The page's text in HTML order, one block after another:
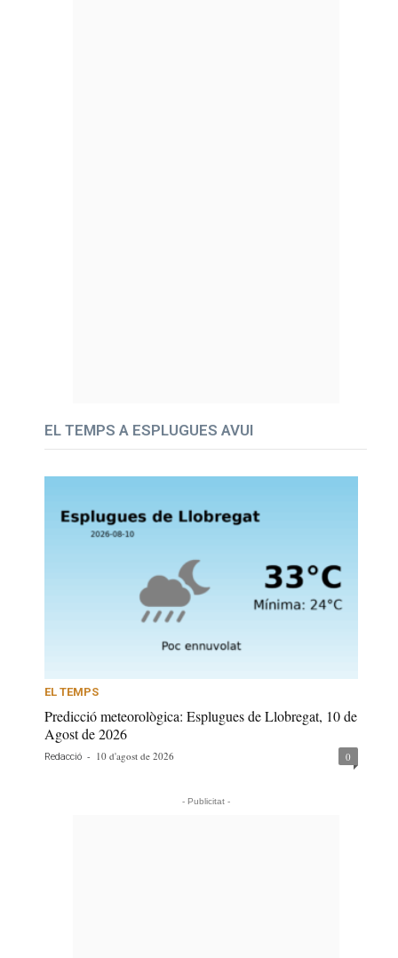
EL TEMPS A ESPLUGUES AVUI
EL TEMPS
Predicció meteorològica: Esplugues de Llobregat, 10 de
Agost de 2026
Redacció - 10 d'agost de 2026 0
- Publicitat -